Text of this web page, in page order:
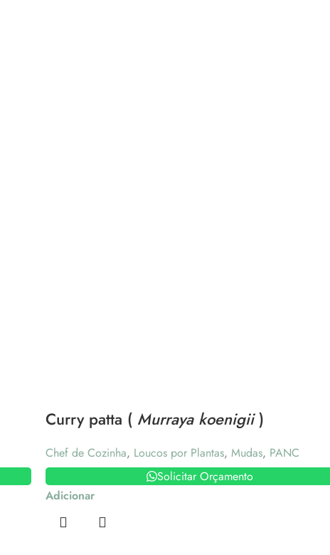
Curry patta (Murraya koenigii)
Chef de Cozinha, Loucos por Plantas, Mudas, PANC
Solicitar Orçamento
Adicionar